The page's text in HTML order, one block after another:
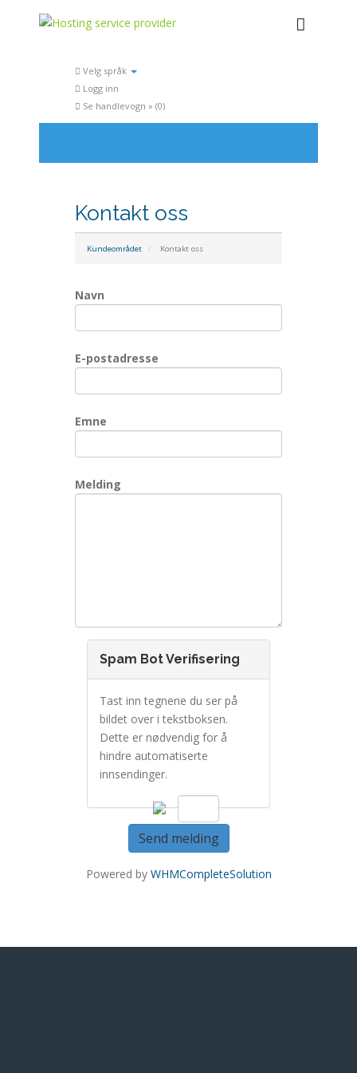
Velg språk
Logg inn
Se handlevogn » (0)
Kontakt oss
Kundeområdet Kontakt oss
Navn
E-postadresse
Emne
Melding
Spam Bot Verifisering
Tast inn tegnene du ser på
bildet over i tekstboksen.
Dette er nødvendig for å
hindre automatiserte
innsendinger.
Send melding
Powered by WHMCompleteSolution